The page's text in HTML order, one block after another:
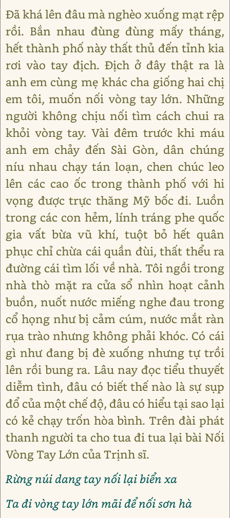
Đã khá lên đâu mà nghèo xuống mạt rệp
rồi. Bắn nhau đùng đùng mấy tháng,
hết thành phố này thất thủ đến tỉnh kia
rơi vào tay địch. Địch ở đây thật ra là
anh em cùng mẹ khác cha giống hai chị
em tôi, muốn nối vòng tay lớn. Những
người không chịu nối tìm cách chui ra
khỏi vòng tay. Vài đêm trước khi máu
anh em chảy đến Sài Gòn, dân chúng
níu nhau chạy tán loạn, chen chúc leo
lên các cao ốc trong thành phố với hi
vọng được trực thăng Mỹ bốc đi. Luồn
trong các con hẻm, lính tráng phe quốc
gia vất bừa vũ khí, tuột bỏ hết quân
phục chỉ chừa cái quần đùi, thất thểu ra
đường cái tìm lối về nhà. Tôi ngồi trong
nhà thò mặt ra cửa sổ nhìn hoạt cảnh
buồn, nuốt nước miếng nghe đau trong
cổ họng như bị cảm cúm, nước mắt ràn
rụa trào nhưng không phải khóc. Có cái
gì như đang bị đè xuống nhưng tự trồi
lên rồi bung ra. Lâu nay đọc tiểu thuyết
diễm tình, đâu có biết thế nào là sự sụp
đổ của một chế độ, đâu có hiểu tại sao lại
có kẻ chạy trốn hòa bình. Trên đài phát
thanh người ta cho tua đi tua lại bài Nối
Vòng Tay Lớn của Trịnh sĩ.
Rừng núi dang tay nối lại biển xa
Ta đi vòng tay lớn mãi để nối sơn hà